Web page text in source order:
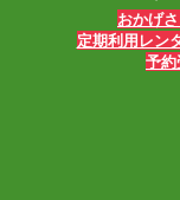
おかげ
定期利用レン
予約